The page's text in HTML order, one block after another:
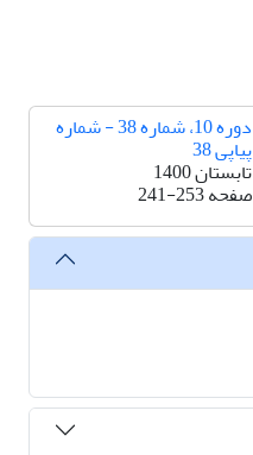
دوره 10، شماره 38 - شماره
پیاپی 38
تابستان 1400
صفحه241-253